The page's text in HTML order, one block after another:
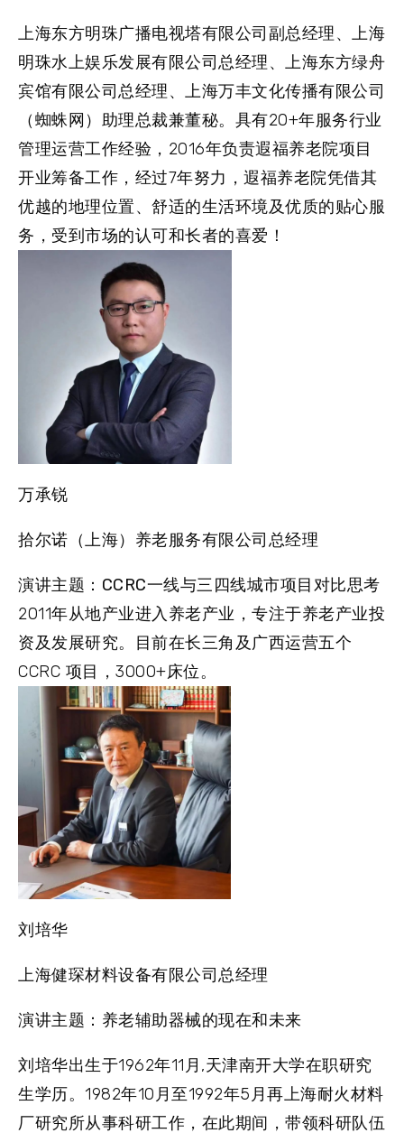
上海东方明珠广播电视塔有限公司副总经理、上海
明珠水上娱乐发展有限公司总经理、上海东方绿舟
宾馆有限公司总经理、上海万丰文化传播有限公司
（蜘蛛网）助理总裁兼董秘。具有20+年服务行业
管理运营工作经验，2016年负责遐福养老院项目
开业筹备工作，经过7年努力，遐福养老院凭借其
优越的地理位置、舒适的生活环境及优质的贴心服
务，受到市场的认可和长者的喜爱！
万承锐
拾尔诺（上海）养老服务有限公司总经理
演讲主题：CCRC一线与三四线城市项目对比思考
2011年从地产业进入养老产业，专注于养老产业投
资及发展研究。目前在长三角及广西运营五个
CCRC 项目，3000+床位。
刘培华
上海健琛材料设备有限公司总经理
演讲主题：养老辅助器械的现在和未来
刘培华出生于1962年11月,天津南开大学在职研究
生学历。1982年10月至1992年5月再上海耐火材料
厂研究所从事科研工作，在此期间，带领科研队伍